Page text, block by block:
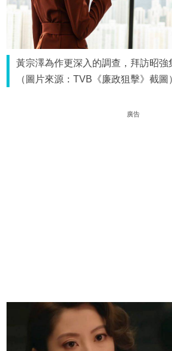
黃宗澤為作更深入的調查，拜訪昭強
（圖片來源：TVB《廉政狙擊》截圖
廣告